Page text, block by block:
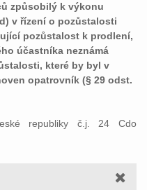
způsobilý k výkonu
v řízení o pozůstalosti
pozůstalost k prodlení,
účastníka neznámá
které by byl v
opatrovník (§ 29 odst.
republiky č.j. 24 Cdo